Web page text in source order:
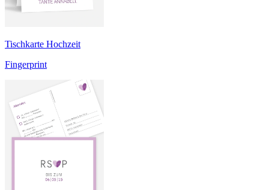
Tischkarte Hochzeit
Fingerprint